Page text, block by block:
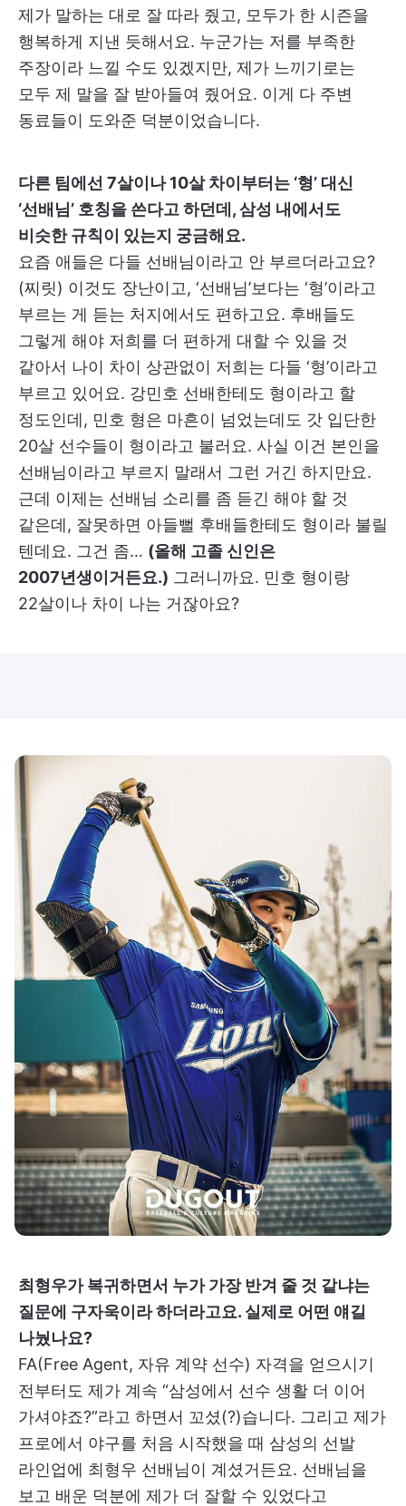
제가 말하는 대로 잘 따라 줬고, 모두가 한 시즌을
행복하게 지낸 듯해서요. 누군가는 저를 부족한
주장이라 느낄 수도 있겠지만, 제가 느끼기로는
모두 제 말을 잘 받아들여 줬어요. 이게 다 주변
동료들이 도와준 덕분이었습니다.
다른 팀에선 7살이나 10살 차이부터는 ‘형’ 대신
‘선배님’ 호칭을 쓴다고 하던데, 삼성 내에서도
비슷한 규칙이 있는지 궁금해요.
요즘 애들은 다들 선배님이라고 안 부르더라고요?
(찌릿) 이것도 장난이고, ‘선배님’보다는 ‘형’이라고
부르는 게 듣는 처지에서도 편하고요. 후배들도
그렇게 해야 저희를 더 편하게 대할 수 있을 것
같아서 나이 차이 상관없이 저희는 다들 ‘형’이라고
부르고 있어요. 강민호 선배한테도 형이라고 할
정도인데, 민호 형은 마흔이 넘었는데도 갓 입단한
20살 선수들이 형이라고 불러요. 사실 이건 본인을
선배님이라고 부르지 말래서 그런 거긴 하지만요.
근데 이제는 선배님 소리를 좀 듣긴 해야 할 것
같은데, 잘못하면 아들뻘 후배들한테도 형이라 불릴
텐데요. 그건 좀… (올해 고졸 신인은
2007년생이거든요.) 그러니까요. 민호 형이랑
22살이나 차이 나는 거잖아요?
최형우가 복귀하면서 누가 가장 반겨 줄 것 같냐는
질문에 구자욱이라 하더라고요. 실제로 어떤 얘길
나눴나요?
FA(Free Agent, 자유 계약 선수) 자격을 얻으시기
전부터도 제가 계속 “삼성에서 선수 생활 더 이어
가셔야죠?”라고 하면서 꼬셨(?)습니다. 그리고 제가
프로에서 야구를 처음 시작했을 때 삼성의 선발
라인업에 최형우 선배님이 계셨거든요. 선배님을
보고 배운 덕분에 제가 더 잘할 수 있었다고